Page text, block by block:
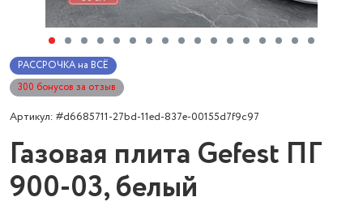
РАССРОЧКА на ВСЁ
300 бонусов за отзыв
Артикул: #d6685711-27bd-11ed-837e-00155d7f9c97
Газовая плита Gefest ПГ
900-03, белый